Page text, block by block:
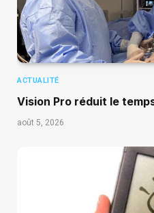
ACTUALITÉ
Vision Pro réduit le
août 5, 2026